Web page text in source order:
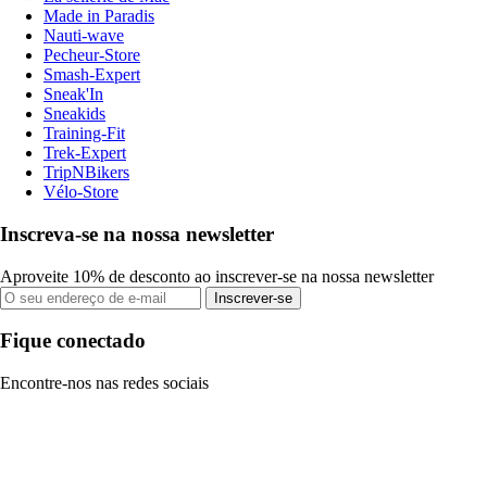
Made in Paradis
Nauti-wave
Pecheur-Store
Smash-Expert
Sneak'In
Sneakids
Training-Fit
Trek-Expert
TripNBikers
Vélo-Store
Inscreva-se na nossa newsletter
Aproveite 10% de desconto ao inscrever-se na nossa newsletter
Inscrever-se
Fique conectado
Encontre-nos nas redes sociais